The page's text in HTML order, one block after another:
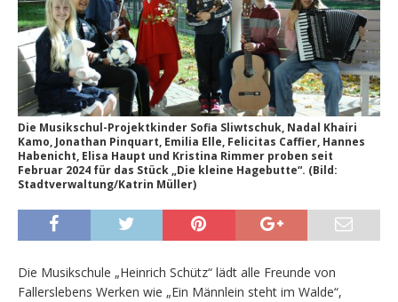
Die Musikschul-Projektkinder Sofia Sliwtschuk, Nadal Khairi
Kamo, Jonathan Pinquart, Emilia Elle, Felicitas Caffier, Hannes
Habenicht, Elisa Haupt und Kristina Rimmer proben seit
Februar 2024 für das Stück „Die kleine Hagebutte“. (Bild:
Stadtverwaltung/Katrin Müller)
Die Musikschule „Heinrich Schütz“ lädt alle Freunde von
Fallerslebens Werken wie „Ein Männlein steht im Walde“,